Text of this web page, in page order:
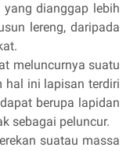
dianggap lebih
lereng, daripada
meluncurnya suatu
hal ini lapisan terdiri
berupa lapidan
sebagai peluncur.
suatau massa